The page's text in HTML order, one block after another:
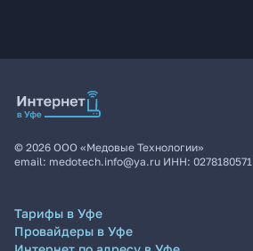
© 2026 ООО «Медовые Технологии»
email: medotech.info@ya.ru ИНН: 0278180571
Тарифы в Уфе
Провайдеры в Уфе